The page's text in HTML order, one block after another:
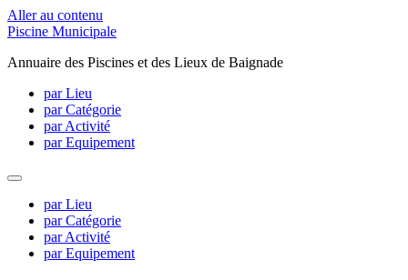
Aller au contenu
Piscine Municipale
Annuaire des Piscines et des Lieux de Baignade
par Lieu
par Catégorie
par Activité
par Equipement
par Lieu
par Catégorie
par Activité
par Equipement